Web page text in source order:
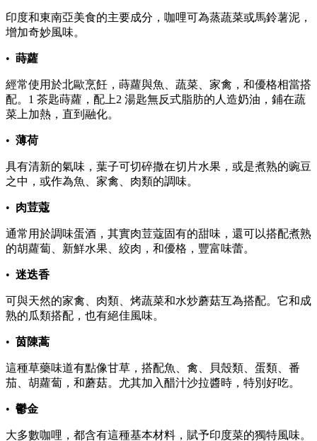
印度和東南亞美食的主要成分，咖哩可為蒸蔬菜或馬鈴薯泥，
增加奇妙風味。
• 蒔蘿
經常使用於北歐烹飪，蒔蘿與魚、蔬菜、家禽，和優格相當搭
配。1 茶匙蒔蘿，配上2 湯匙無反式脂肪的人造奶油，鋪在蔬
菜上加熱，直到融化。
• 薄荷
具有清新的氣味，葉子可切碎撒在切片水果，或是煮熟的豌豆
之中，或作為魚、家禽、肉類的調味。
• 肉荳蔻
通常用於調味蛋酒，其實肉荳蔻固有的甜味，還可以搭配煮熟
的胡蘿蔔、新鮮水果、絞肉，和優格，豐富味蕾。
• 迷迭香
可與天然的家禽、肉類、烤蔬菜和水炒蘑菇互為搭配。它和成
熟的瓜類搭配，也有絕佳風味。
• 茵陳蒿
這種草藥味道有點像甘草，搭配魚、禽、貝殼類、蛋類、番
茄、胡蘿蔔，和蘑菇。尤其加入醋汁沙拉醬時，特別好吃。
• 鬱金
大多數咖哩，都含有這種基本材料，賦予印度菜的獨特風味。